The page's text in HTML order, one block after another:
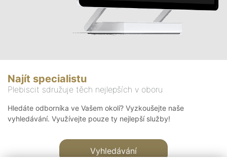
Najít specialistu
Plebiscit sdružuje těch nejlepších v oboru
Hledáte odborníka ve Vašem okolí? Vyzkoušejte naše
vyhledávání. Využívejte pouze ty nejlepší služby!
Vyhledávání